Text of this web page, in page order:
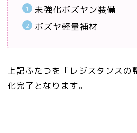
未強化ボズヤン装備
ボズヤ軽量補材
上記ふたつを「レジスタンスの
化完了となります。